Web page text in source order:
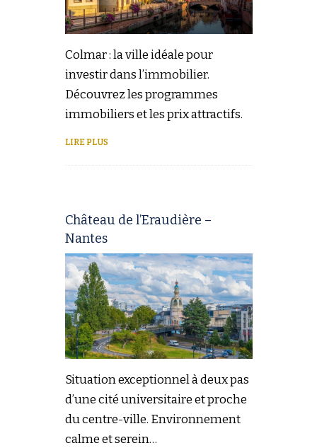
Colmar : la ville idéale pour
investir dans l’immobilier.
Découvrez les programmes
immobiliers et les prix attractifs.
LIRE PLUS
Château de l’Eraudière –
Nantes
Situation exceptionnel à deux pas
d’une cité universitaire et proche
du centre-ville. Environnement
calme et serein…